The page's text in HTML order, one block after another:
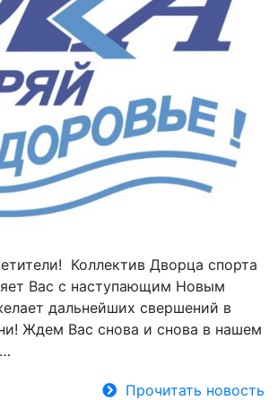
Коллектив Дворца спорта
Вас с наступающим Новым
дальнейших свершений в
Ждем Вас снова и снова в нашем
Прочитать новость